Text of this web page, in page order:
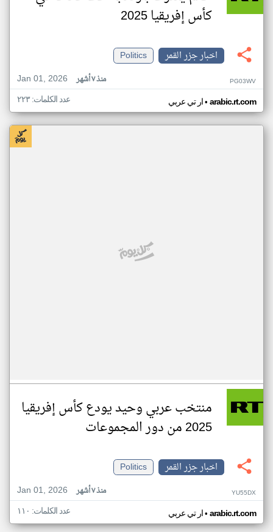
كأس إفريقيا 2025
اخبار جزر القمر
Politics
Jan 01, 2026
منذ ٧ أشهر PG03WV
ار تي عربي• arabic.rt.com عدد الكلمات: ٢٢٣
منتخب عربي وحيد يودع كأس إفريقيا
2025 من دور المجموعات
اخبار جزر القمر
Politics
Jan 01, 2026
منذ ٧ أشهر YU55DX
ار تي عربي• arabic.rt.com عدد الكلمات: ١١٠